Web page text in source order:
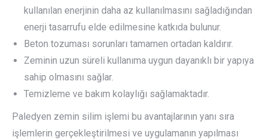
kullanılan enerjinin daha az kullanılmasını sağladığından
enerji tasarrufu elde edilmesine katkıda bulunur.
Beton tozuması sorunları tamamen ortadan kaldırır.
Zeminin uzun süreli kullanıma uygun dayanıklı bir yapıya
sahip olmasını sağlar.
Temizleme ve bakım kolaylığı sağlamaktadır.
Paledyen zemin silim işlemi bu avantajlarının yanı sıra
işlemlerin gerçekleştirilmesi ve uygulamanın yapılması